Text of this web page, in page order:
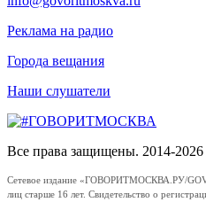
Реклама на радио
Города вещания
Наши слушатели
Все права защищены. 2014-
Сетевое издание «ГОВОРИТМОСКВА.РУ/
лиц старше 16 лет. Свидетельство о